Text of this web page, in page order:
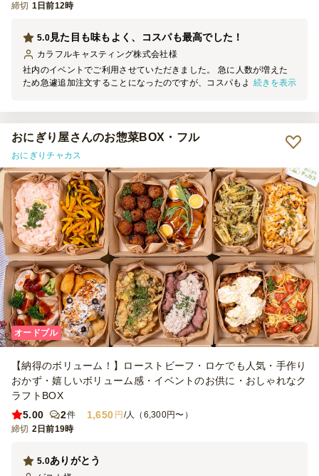
締切 1日前12時
見た目も味もよく、コスパも最高でした！
5.0
カラフルキャスティング株式会社様
社内のイベントでご利用させていただきました。 急に人数が増えた
ため急遽追加注文することになったのですが、コスパもよく見た目も
続きを表示
おにぎり屋さんのお惣菜BOX・フル
おにぎりチャカス
オードブル
【納得のボリューム！】ローストビーフ・ロケでも人気・手作り
おかず・嬉しいボリューム感・イベントのお供に・おしゃれなク
ラフトBOX
5.00
2件 1,650 円 /人（6,300円〜）
締切 2日前19時
ありがとう
5.0